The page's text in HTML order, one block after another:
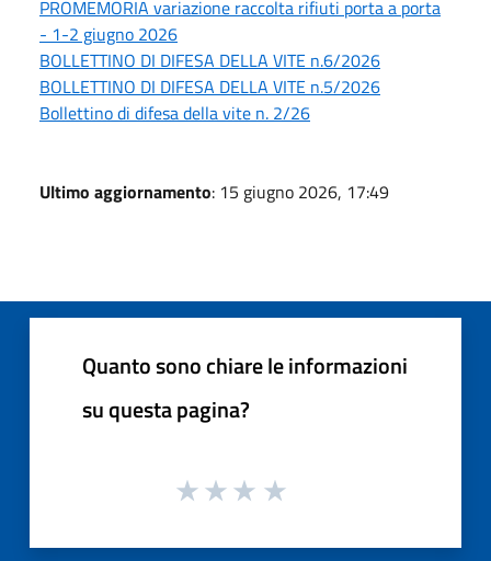
PROMEMORIA variazione raccolta rifiuti porta a porta
- 1-2 giugno 2026
BOLLETTINO DI DIFESA DELLA VITE n.6/2026
BOLLETTINO DI DIFESA DELLA VITE n.5/2026
Bollettino di difesa della vite n. 2/26
Ultimo aggiornamento: 15 giugno 2026, 17:49
Quanto sono chiare le informazioni
su questa pagina?